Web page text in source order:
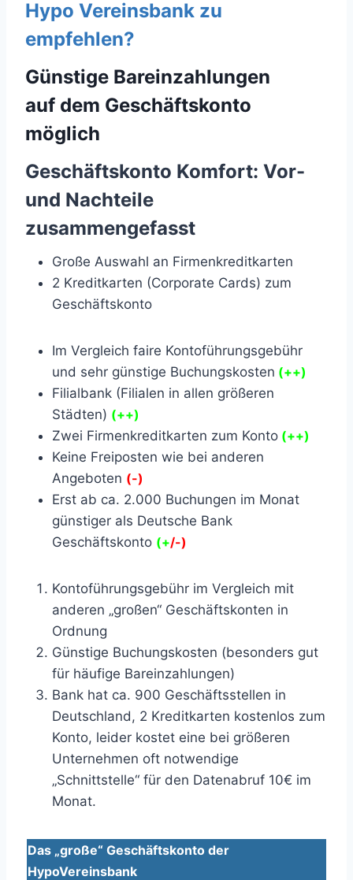
Hypo Vereinsbank zu
empfehlen?
Günstige Bareinzahlungen
auf dem Geschäftskonto
möglich
Geschäftskonto Komfort: Vor-
und Nachteile
zusammengefasst
Große Auswahl an Firmenkreditkarten
2 Kreditkarten (Corporate Cards) zum
Geschäftskonto
Im Vergleich faire Kontoführungsgebühr
und sehr günstige Buchungskosten (++)
Filialbank (Filialen in allen größeren
Städten) (++)
Zwei Firmenkreditkarten zum Konto (++)
Keine Freiposten wie bei anderen
Angeboten (-)
Erst ab ca. 2.000 Buchungen im Monat
günstiger als Deutsche Bank
Geschäftskonto (+/-)
Kontoführungsgebühr im Vergleich mit
anderen „großen“ Geschäftskonten in
Ordnung
Günstige Buchungskosten (besonders gut
für häufige Bareinzahlungen)
Bank hat ca. 900 Geschäftsstellen in
Deutschland, 2 Kreditkarten kostenlos zum
Konto, leider kostet eine bei größeren
Unternehmen oft notwendige
„Schnittstelle“ für den Datenabruf 10€ im
Monat.
Das „große“ Geschäftskonto der
HypoVereinsbank